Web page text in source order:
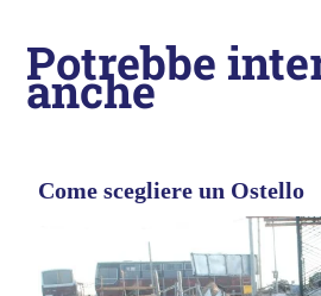
Potrebbe
anche
Come scegliere un Ostello